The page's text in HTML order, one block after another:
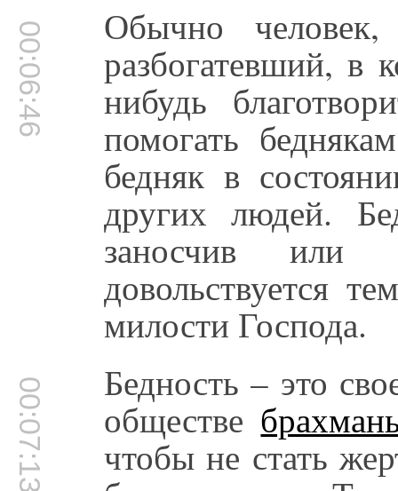
00:06:46 Обычно
разбогатевший, в
нибудь
помогать
бедняк в
других людей.
заносчив или
довольствуется
милости Господа.
00:07:13 Бедность – это
обществе
чтобы не стать